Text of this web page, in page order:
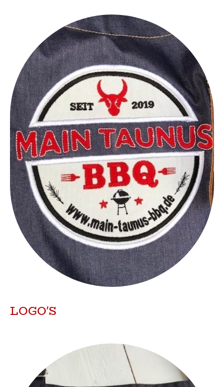
LOGO'S